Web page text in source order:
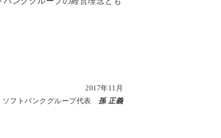
2017年11月
ソフトバンクグループ代表 孫 正義